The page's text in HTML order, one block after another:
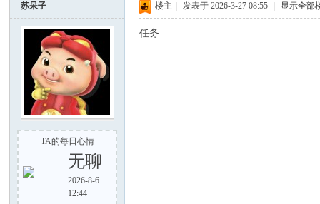
好
苏呆子
TA的每日心情
无聊
2026-8-6
12:44
楼主 发表于 2026-3-27 08:55 显示全部
任务